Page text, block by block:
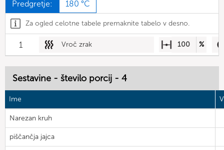
Predgretje: 180 °C
Za ogled celotne tabele premaknite tabelo v desno.
1 Vroč zrak 100 %
Sestavine - število porcij - 4
Ime
Narezan kruh
piščančja jajca